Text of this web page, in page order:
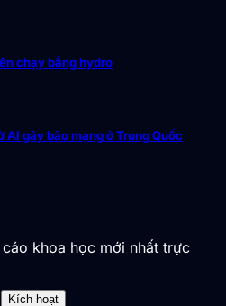
chạy bằng hydro
gây bão mạng ở Trung Quốc
khoa học mới nhất trực
Kích hoạt